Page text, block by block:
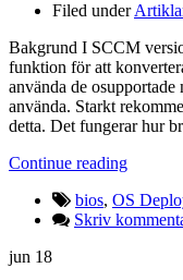
Filed under
Bakgrund I SCCM
funktion för att
använda de
använda. Starkt
detta. Det fungerar hur
Continue reading
bios, OS
Skriv
jun 18